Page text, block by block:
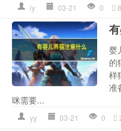
ly 03-21 0
婴
的
样
准
咪需要...
yy 03-21 0